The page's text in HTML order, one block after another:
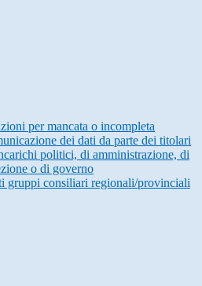
per mancata o incompleta
dei dati da parte dei titolari
politici, di amministrazione, di
o di governo
gruppi consiliari regionali/provinciali